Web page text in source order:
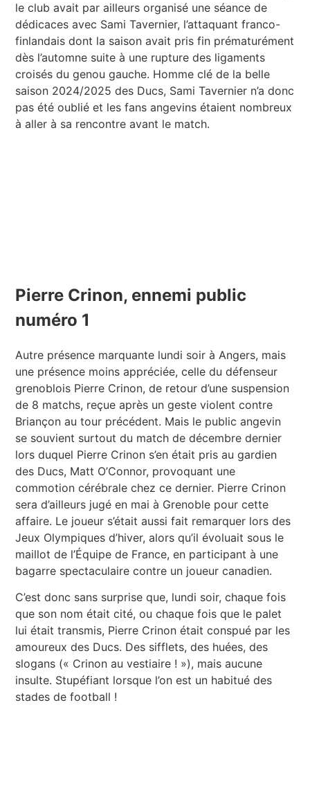
le club avait par ailleurs organisé une séance de
dédicaces avec Sami Tavernier, l’attaquant franco-
finlandais dont la saison avait pris fin prématurément
dès l’automne suite à une rupture des ligaments
croisés du genou gauche. Homme clé de la belle
saison 2024/2025 des Ducs, Sami Tavernier n’a donc
pas été oublié et les fans angevins étaient nombreux
à aller à sa rencontre avant le match.
Pierre Crinon, ennemi public
numéro 1
Autre présence marquante lundi soir à Angers, mais
une présence moins appréciée, celle du défenseur
grenoblois Pierre Crinon, de retour d’une suspension
de 8 matchs, reçue après un geste violent contre
Briançon au tour précédent. Mais le public angevin
se souvient surtout du match de décembre dernier
lors duquel Pierre Crinon s’en était pris au gardien
des Ducs, Matt O’Connor, provoquant une
commotion cérébrale chez ce dernier. Pierre Crinon
sera d’ailleurs jugé en mai à Grenoble pour cette
affaire. Le joueur s’était aussi fait remarquer lors des
Jeux Olympiques d’hiver, alors qu’il évoluait sous le
maillot de l’Équipe de France, en participant à une
bagarre spectaculaire contre un joueur canadien.
C’est donc sans surprise que, lundi soir, chaque fois
que son nom était cité, ou chaque fois que le palet
lui était transmis, Pierre Crinon était conspué par les
amoureux des Ducs. Des sifflets, des huées, des
slogans (« Crinon au vestiaire ! »), mais aucune
insulte. Stupéfiant lorsque l’on est un habitué des
stades de football !